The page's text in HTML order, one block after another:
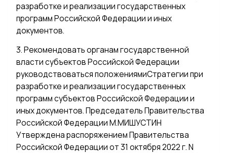
разработке и реализации государственных
программ Российской Федерации и иных
документов.
3. Рекомендовать органам государственной
власти субъектов Российской Федерации
руководствоваться положениямиСтратегии при
разработке и реализации государственных
программ субъектов Российской Федерации и
иных документов. Председатель Правительства
Российской Федерации М.МИШУСТИН
Утверждена распоряжением Правительства
Российской Федерации от 31 октября 2022 г. N